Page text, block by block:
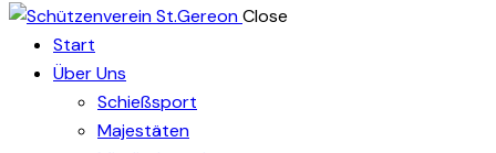
Close
Start
Über Uns
Schießsport
Majestäten